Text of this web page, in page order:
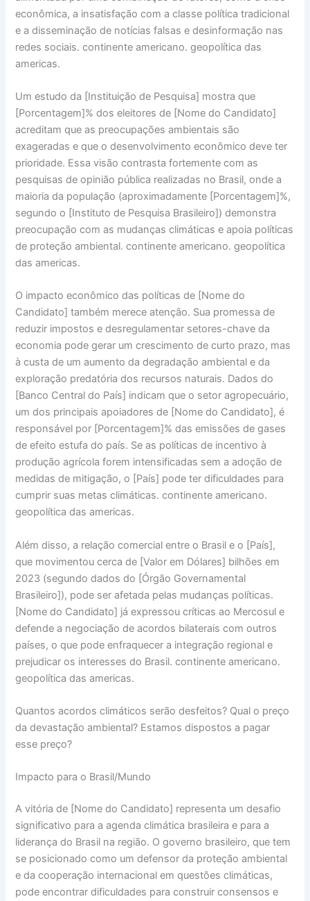
econômica, a insatisfação com a classe política tradicional
e a disseminação de notícias falsas e desinformação nas
redes sociais. continente americano. geopolítica das
americas.
Um estudo da [Instituição de Pesquisa] mostra que
[Porcentagem]% dos eleitores de [Nome do Candidato]
acreditam que as preocupações ambientais são
exageradas e que o desenvolvimento econômico deve ter
prioridade. Essa visão contrasta fortemente com as
pesquisas de opinião pública realizadas no Brasil, onde a
maioria da população (aproximadamente [Porcentagem]%,
segundo o [Instituto de Pesquisa Brasileiro]) demonstra
preocupação com as mudanças climáticas e apoia políticas
de proteção ambiental. continente americano. geopolítica
das americas.
O impacto econômico das políticas de [Nome do
Candidato] também merece atenção. Sua promessa de
reduzir impostos e desregulamentar setores-chave da
economia pode gerar um crescimento de curto prazo, mas
à custa de um aumento da degradação ambiental e da
exploração predatória dos recursos naturais. Dados do
[Banco Central do País] indicam que o setor agropecuário,
um dos principais apoiadores de [Nome do Candidato], é
responsável por [Porcentagem]% das emissões de gases
de efeito estufa do país. Se as políticas de incentivo à
produção agrícola forem intensificadas sem a adoção de
medidas de mitigação, o [País] pode ter dificuldades para
cumprir suas metas climáticas. continente americano.
geopolítica das americas.
Além disso, a relação comercial entre o Brasil e o [País],
que movimentou cerca de [Valor em Dólares] bilhões em
2023 (segundo dados do [Órgão Governamental
Brasileiro]), pode ser afetada pelas mudanças políticas.
[Nome do Candidato] já expressou críticas ao Mercosul e
defende a negociação de acordos bilaterais com outros
países, o que pode enfraquecer a integração regional e
prejudicar os interesses do Brasil. continente americano.
geopolítica das americas.
Quantos acordos climáticos serão desfeitos? Qual o preço
da devastação ambiental? Estamos dispostos a pagar
esse preço?
Impacto para o Brasil/Mundo
A vitória de [Nome do Candidato] representa um desafio
significativo para a agenda climática brasileira e para a
liderança do Brasil na região. O governo brasileiro, que tem
se posicionado como um defensor da proteção ambiental
e da cooperação internacional em questões climáticas,
pode encontrar dificuldades para construir consensos e